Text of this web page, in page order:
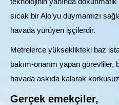
sıcak bir Alo’yu duymamızı
havada yürüyen işçilerdir.
Metrelerce yükseklikteki baz
bakım-onarım yapan görevliler,
havada askıda kalarak
Gerçek emekçiler,